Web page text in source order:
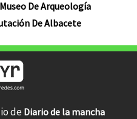
De Arqueología
De Albacete
de Diario de la mancha